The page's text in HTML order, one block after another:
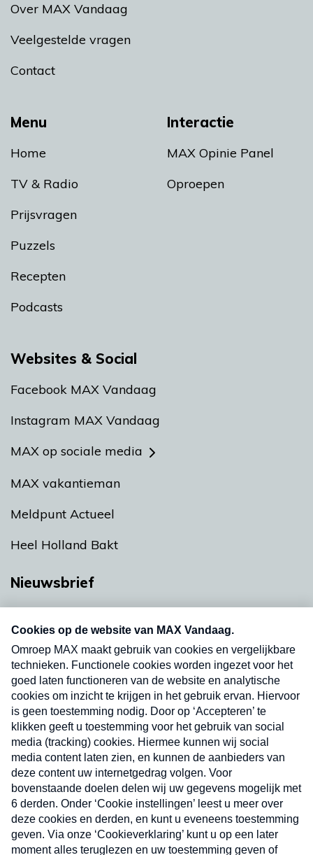
Menu
Home
TV & Radio
Prijsvragen
Puzzels
Recepten
Podcasts
Interactie
MAX Opinie Panel
Oproepen
Over MAX Vandaag
Veelgestelde vragen
Contact
Websites & Social
Facebook MAX Vandaag
Instagram MAX Vandaag
MAX op sociale media
MAX vakantieman
Meldpunt Actueel
Heel Holland Bakt
Nieuwsbrief
nieuwsbrief. Elke vrijdag- en dinsdagochtend in
uw mailbox.
Verzend
Nieuwsbrief
Neem hier een gratis abonnement op onze